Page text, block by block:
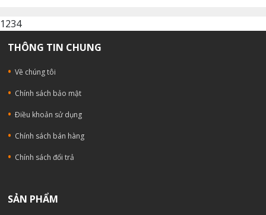
1234
THÔNG TIN CHUNG
Về chúng tôi
Chính sách bảo mật
Ðiều khoản sử dụng
Chính sách bán hàng
Chính sách đổi trả
SẢN PHẨM